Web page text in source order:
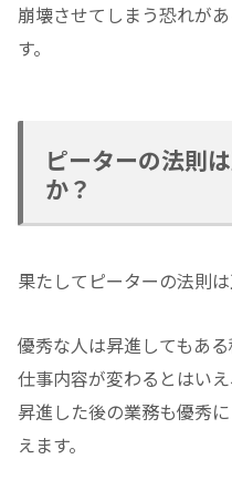
崩壊させてしまう恐れが
す。
ピーターの法則
か？
果たしてピーターの法則
優秀な人は昇進してもあ
仕事内容が変わるとはい
昇進した後の業務も優秀
えます。